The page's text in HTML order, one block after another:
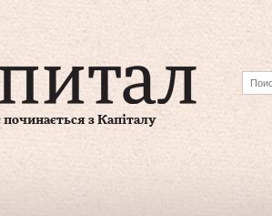
починається з Капіталу